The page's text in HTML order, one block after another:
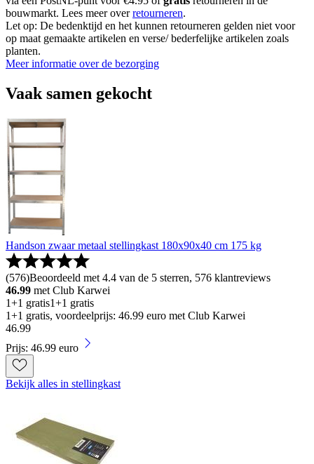
bouwmarkt. Lees meer overretourneren.
Let op: De bedenktijd en het kunnen retourneren gelden niet voor
op maat gemaakte artikelen en verse/ bederfelijke artikelen zoals
planten.
Meer informatie over de bezorging
Vaak samen gekocht
Handson zwaar metaal stellingkast 180x90x40 cm 175 kg
(576)Beoordeeld met 4.4 van de 5 sterren, 576 klantreviews
46.99 met Club Karwei
1+1 gratis1+1 gratis
1+1 gratis, voordeelprijs: 46.99 euro met Club Karwei
46.99
Prijs: 46.99 euro
Bekijk alles in stellingkast